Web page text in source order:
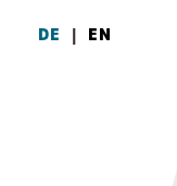
DE | EN